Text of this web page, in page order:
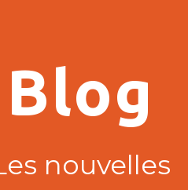
Blog
nouvelles